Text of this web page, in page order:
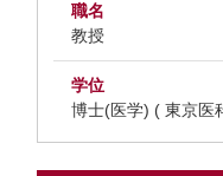
職名
教授
学位
博士(医学) ( 東京医